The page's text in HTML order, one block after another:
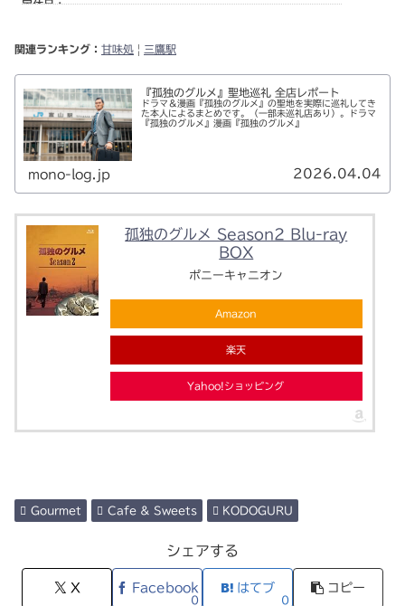
関連ランキング： 甘味処 | 三鷹駅
『孤独のグルメ』聖地巡礼 全店レポート
ドラマ＆漫画『孤独のグルメ』の聖地を実際に巡礼してき
た本人によるまとめです。（一部未巡礼店あり）。ドラマ
『孤独のグルメ』漫画『孤独のグルメ』
mono-log.jp 2026.04.04
孤独のグルメ Season2 Blu-ray
BOX
ポニーキャニオン
Amazon
楽天
Yahoo!ショッピング
Gourmet Cafe & Sweets KODOGURU
シェアする
X Facebook
0
はてブ
0
コピー